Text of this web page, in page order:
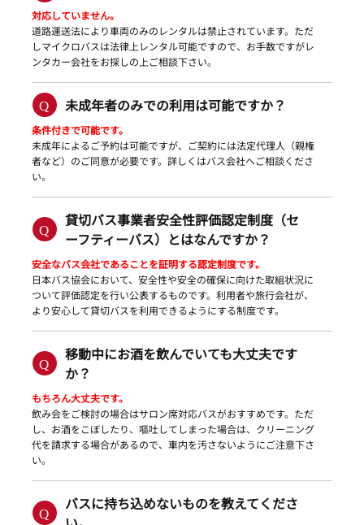
対応していません。
道路運送法により車両のみのレンタルは禁止されています。ただ
しマイクロバスは法律上レンタル可能ですので、お手数ですがレ
ンタカー会社をお探しの上ご相談下さい。
未成年者のみでの利用は可能ですか？
条件付きで可能です。
未成年によるご予約は可能ですが、ご契約には法定代理人（親権
者など）のご同意が必要です。詳しくはバス会社へご相談くださ
い。
貸切バス事業者安全性評価認定制度（セ
ーフティーバス）とはなんですか？
安全なバス会社であることを証明する認定制度です。
日本バス協会において、安全性や安全の確保に向けた取組状況に
ついて評価認定を行い公表するものです。利用者や旅行会社が、
より安心して貸切バスを利用できるようにする制度です。
移動中にお酒を飲んでいても大丈夫です
か？
もちろん大丈夫です。
飲み会をご検討の場合はサロン席対応バスがおすすめです。ただ
し、お酒をこぼしたり、嘔吐してしまった場合は、クリーニング
代を請求する場合があるので、車内を汚さないようにご注意下さ
い。
バスに持ち込めないものを教えてくださ